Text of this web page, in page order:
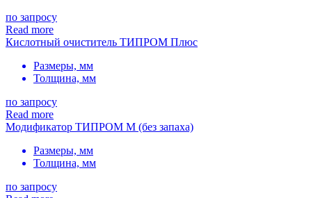
по запросу
Read more
Кислотный очиститель ТИПРОМ Плюс
Размеры, мм
Толщина, мм
по запросу
Read more
Модификатор ТИПРОМ М (без запаха)
Размеры, мм
Толщина, мм
по запросу